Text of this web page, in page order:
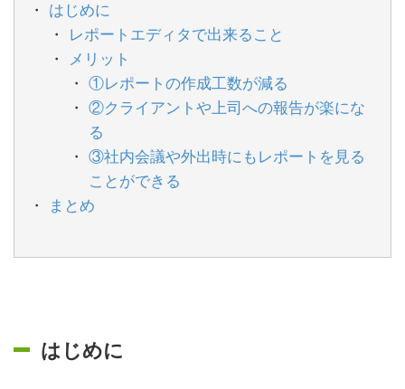
はじめに
レポートエディタで出来ること
メリット
①レポートの作成工数が減る
②クライアントや上司への報告が楽にな
る
③社内会議や外出時にもレポートを見る
ことができる
まとめ
はじめに